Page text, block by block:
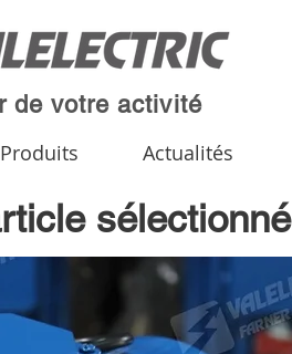
de votre activité
Produits Actualités
sélectionné